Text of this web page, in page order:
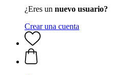
¿Eres un nuevo usuario?
Crear una cuenta